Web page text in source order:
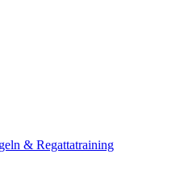
& Regattatraining